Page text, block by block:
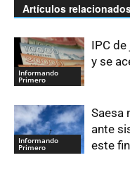
Artículos
Informando
Primero
IPC
y se
Informando
Primero
Saesa
ante
este